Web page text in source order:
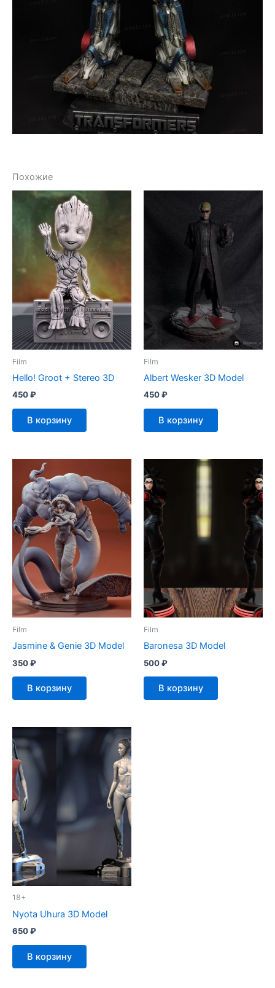
Похожие
Film
Hello! Groot + Stereo 3D
450₽
В корзину
Film
Albert Wesker 3D Model
450₽
В корзину
Film
Jasmine & Genie 3D Model
350₽
В корзину
Film
Baronesa 3D Model
500₽
В корзину
18+
Nyota Uhura 3D Model
650₽
В корзину